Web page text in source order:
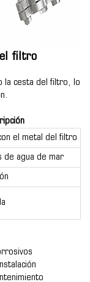
filtro
la cesta del filtro, lo
el metal del filtro
de agua de mar